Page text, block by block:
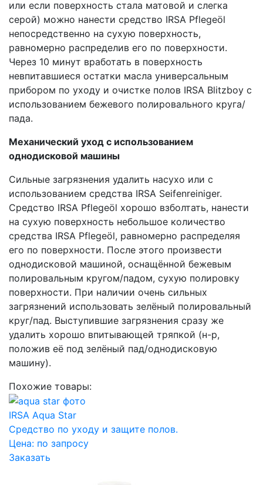
или если поверхность стала матовой и слегка
серой) можно нанести средство IRSA Pflegeöl
непосредственно на сухую поверхность,
равномерно распределив его по поверхности.
Через 10 минут вработать в поверхность
невпитавшиеся остатки масла универсальным
прибором по уходу и очистке полов IRSA Blitzboy с
использованием бежевого полировального круга/
пада.
Механический уход с использованием
однодисковой машины
Сильные загрязнения удалить насухо или с
использованием средства IRSA Seifenreiniger.
Средство IRSA Pflegeöl хорошо взболтать, нанести
на сухую поверхность небольшое количество
средства IRSA Pflegeöl, равномерно распределяя
его по поверхности. После этого произвести
однодисковой машиной, оснащённой бежевым
полировальным кругом/падом, сухую полировку
поверхности. При наличии очень сильных
загрязнений использовать зелёный полировальный
круг/пад. Выступившие загрязнения сразу же
удалить хорошо впитывающей тряпкой (н-р,
положив её под зелёный пад/однодисковую
машину).
Похожие товары:
IRSA Aqua Star
Средство по уходу и защите полов.
Цена: по запросу
Заказать